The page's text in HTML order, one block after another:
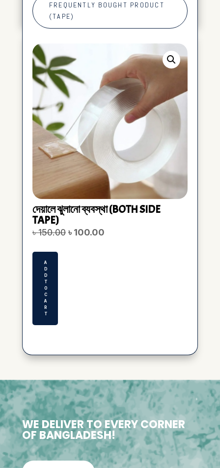
FREQUENTLY BOUGHT PRODUCT
(TAPE)
দেয়ালে ঝুলানো ব্যবস্থা (BOTH SIDE
TAPE)
৳150.00 Original
৳ 100.00Current
A
D
D
T
O
C
A
R
T
WE DELIVER TO EVERY CORNER
OF BANGLADESH!